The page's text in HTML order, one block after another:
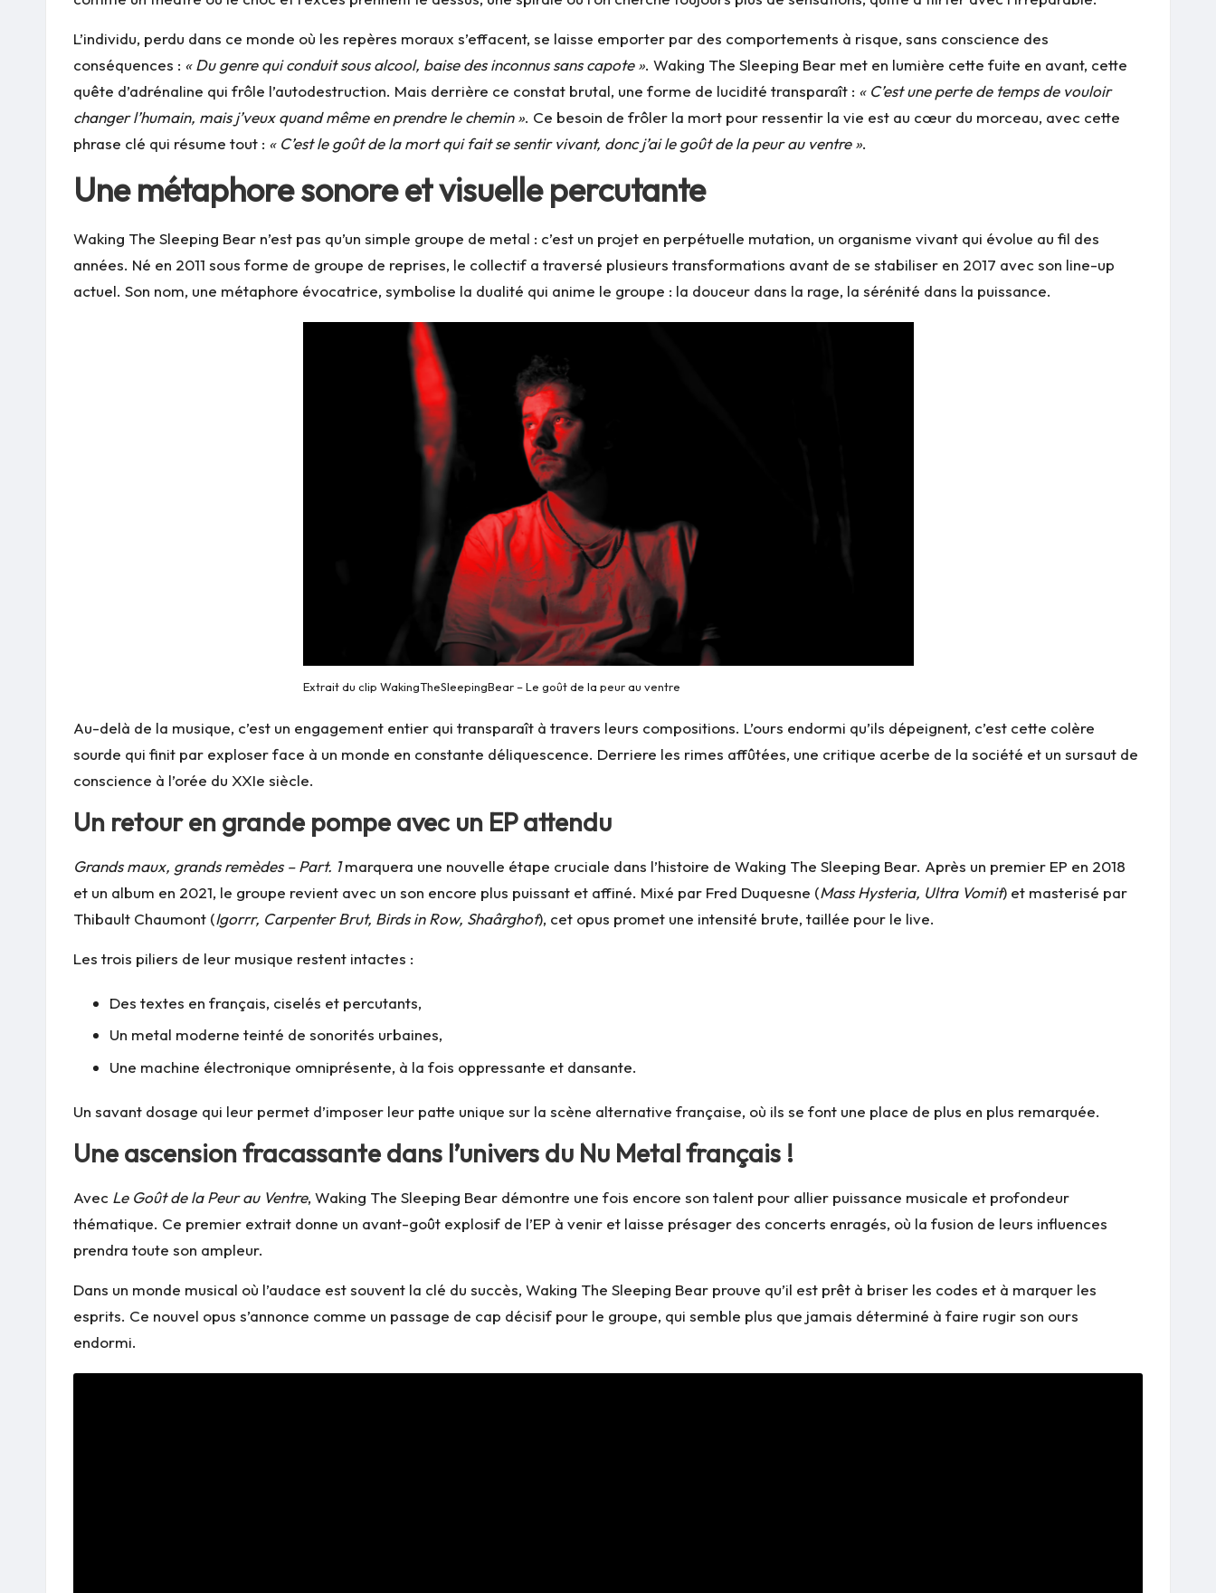
L’individu, perdu dans ce monde où les repères moraux s’effacent, se laisse emporter par des comportements à risque, sans conscience des
conséquences : « Du genre qui conduit sous alcool, baise des inconnus sans capote ». Waking The Sleeping Bear met en lumière cette fuite en avant, cette
quête d’adrénaline qui frôle l’autodestruction. Mais derrière ce constat brutal, une forme de lucidité transparaît : « C’est une perte de temps de vouloir
changer l’humain, mais j’veux quand même en prendre le chemin ». Ce besoin de frôler la mort pour ressentir la vie est au cœur du morceau, avec cette
phrase clé qui résume tout : « C’est le goût de la mort qui fait se sentir vivant, donc j’ai le goût de la peur au ventre ».
Une métaphore sonore et visuelle percutante
Waking The Sleeping Bear n’est pas qu’un simple groupe de metal : c’est un projet en perpétuelle mutation, un organisme vivant qui évolue au fil des
années. Né en 2011 sous forme de groupe de reprises, le collectif a traversé plusieurs transformations avant de se stabiliser en 2017 avec son line-up
actuel. Son nom, une métaphore évocatrice, symbolise la dualité qui anime le groupe : la douceur dans la rage, la sérénité dans la puissance.
Extrait du clip WakingTheSleepingBear – Le goût de la peur au ventre
Au-delà de la musique, c’est un engagement entier qui transparaît à travers leurs compositions. L’ours endormi qu’ils dépeignent, c’est cette colère
sourde qui finit par exploser face à un monde en constante déliquescence. Derriere les rimes affûtées, une critique acerbe de la société et un sursaut de
conscience à l’orée du XXIe siècle.
Un retour en grande pompe avec un EP attendu
Grands maux, grands remèdes – Part. 1marquera une nouvelle étape cruciale dans l’histoire de Waking The Sleeping Bear. Après un premier EP en 2018
et un album en 2021, le groupe revient avec un son encore plus puissant et affiné. Mixé par Fred Duquesne (Mass Hysteria, Ultra Vomit) et masterisé par
Thibault Chaumont (Igorrr, Carpenter Brut, Birds in Row, Shaârghot), cet opus promet une intensité brute, taillée pour le live.
Les trois piliers de leur musique restent intactes :
Des textes en français, ciselés et percutants,
Un metal moderne teinté de sonorités urbaines,
Une machine électronique omniprésente, à la fois oppressante et dansante.
Un savant dosage qui leur permet d’imposer leur patte unique sur la scène alternative française, où ils se font une place de plus en plus remarquée.
Une ascension fracassante dans l’univers du Nu Metal français !
Avec Le Goût de la Peur au Ventre, Waking The Sleeping Bear démontre une fois encore son talent pour allier puissance musicale et profondeur
thématique. Ce premier extrait donne un avant-goût explosif de l’EP à venir et laisse présager des concerts enragés, où la fusion de leurs influences
prendra toute son ampleur.
Dans un monde musical où l’audace est souvent la clé du succès, Waking The Sleeping Bear prouve qu’il est prêt à briser les codes et à marquer les
esprits. Ce nouvel opus s’annonce comme un passage de cap décisif pour le groupe, qui semble plus que jamais déterminé à faire rugir son ours
endormi.